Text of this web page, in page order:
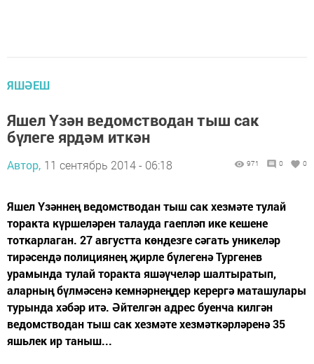
ЯШӘЕШ
Яшел Үзән ведомстводан тыш сак
бүлеге ярдәм иткән
Автор, 11 сентябрь 2014 - 06:18 971 0 0
Яшел Үзәннең ведомстводан тыш сак хезмәте тулай
торакта күршеләрен талауда гаепләп ике кешене
тоткарлаган. 27 августта көндезге сәгать уникеләр
тирәсендә полициянең җирле бүлегенә Тургенев
урамында тулай торакта яшәүчеләр шалтыратып,
аларның бүлмәсенә кемнәрнеңдер керергә маташулары
турында хәбәр итә. Әйтелгән адрес буенча килгән
ведомстводан тыш сак хезмәте хезмәткәрләренә 35
яшьлек ир таныш...